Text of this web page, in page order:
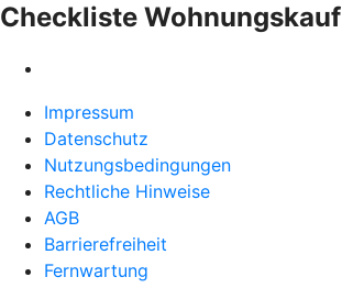
Checkliste Wohnungskauf
Impressum
Datenschutz
Nutzungsbedingungen
Rechtliche Hinweise
AGB
Barrierefreiheit
Fernwartung